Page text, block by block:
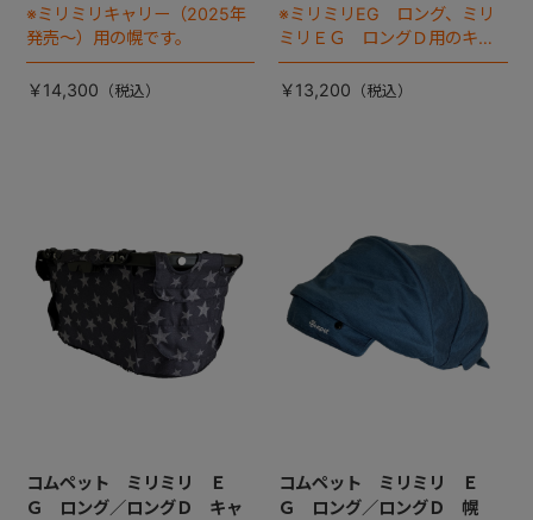
※ミリミリキャリー（2025年
発売～）用の幌です。
￥14,300
※ミリミリEG ロング、ミリ
ミリＥＧ ロングＤ用のキャ
リーカバーです。
￥13,200
コムペット ミリミリ Ｅ
Ｇ ロング／ロングＤ キャ
コムペット ミリミリ Ｅ
Ｇ ロング／ロングＤ 幌